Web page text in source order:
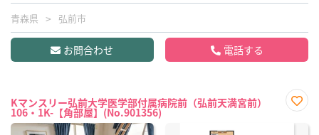
青森県 弘前市
お問合わせ 電話する
Kマンスリー弘前大学医学部付属病院前（弘前天満宮前）
106・1K-【角部屋】(No.901356)
に入